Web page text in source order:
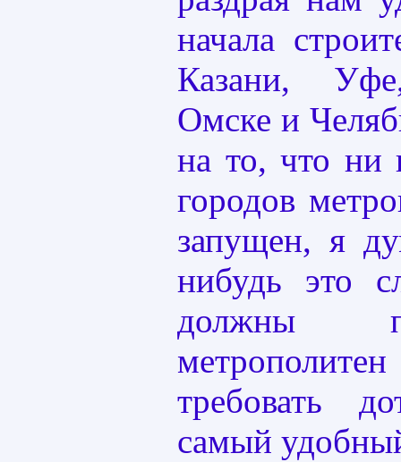
начала
Казани,
Омске и
на то, что ни
городов
запущен, я
нибудь это
должны
требовать
самый